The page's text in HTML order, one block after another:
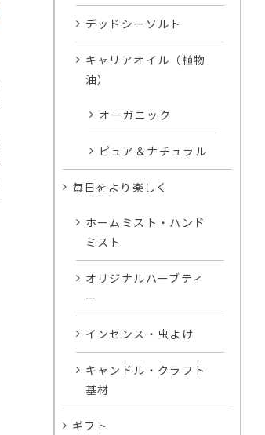
デッドシーソルト
キャリアオイル（植物
油）
オーガニック
ピュア＆ナチュラル
毎日をより楽しく
ホームミスト・ハンド
ミスト
オリジナルハーブティ
ー
インセンス・虫よけ
キャンドル・クラフト
基材
ギフト